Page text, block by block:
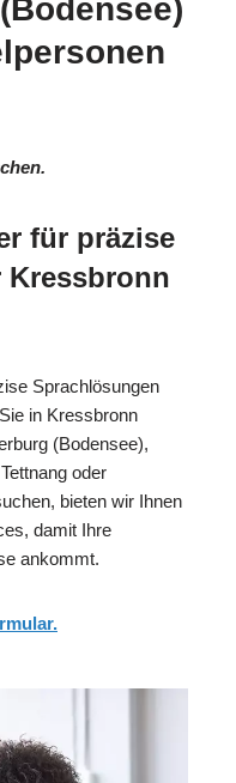
für präzise
Kressbronn
Sprachlösungen
in Kressbronn
(Bodensee),
oder
bieten wir Ihnen
damit Ihre
ankommt.